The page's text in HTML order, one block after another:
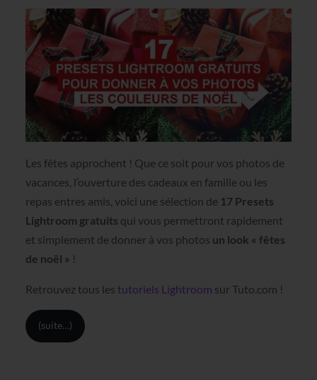
Les fêtes approchent ! Que ce soit pour vos photos de
vacances, l’ouverture des cadeaux en famille ou les
repas entres amis, voici une sélection de 17 Presets
Lightroom gratuits qui vous permettront rapidement
et simplement de donner à vos photos un look « fêtes
de noël » !
Retrouvez tous les tutoriels Lightroom sur Tuto.com !
(suite…)